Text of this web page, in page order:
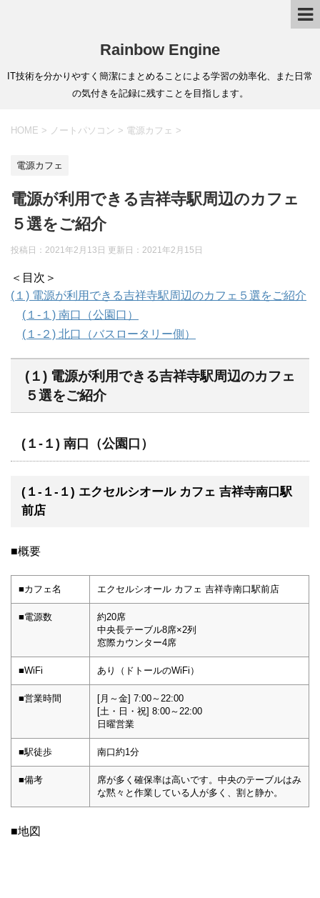
Rainbow Engine
IT技術を分かりやすく簡潔にまとめることによる学習の効率化、また日常
の気付きを記録に残すことを目指します。
HOME > ノートパソコン > 電源カフェ >
電源カフェ
電源が利用できる吉祥寺駅周辺のカフェ
５選をご紹介
投稿日：2021年2月13日 更新日： 2021年2月15日
＜目次＞
(１) 電源が利用できる吉祥寺駅周辺のカフェ５選をご紹介
(１-１) 南口（公園口）
(１-２) 北口（バスロータリー側）
(１) 電源が利用できる吉祥寺駅周辺のカフェ
５選をご紹介
(１-１) 南口（公園口）
(１-１-１) エクセルシオール カフェ 吉祥寺南口駅
前店
■概要
■カフェ名 エクセルシオール カフェ 吉祥寺南口駅前店
■電源数
約20席
中央長テーブル8席×2列
窓際カウンター4席
■WiFi あり（ドトールのWiFi）
■営業時間
[月～金] 7:00～22:00
[土・日・祝] 8:00～22:00
日曜営業
■駅徒歩 南口約1分
■備考
席が多く確保率は高いです。中央のテーブルはみ
な黙々と作業している人が多く、割と静か。
■地図